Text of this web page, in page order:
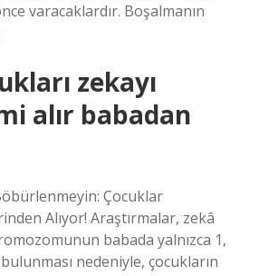
varacaklardır. Boşalmanın
zekayı
alır babadan
Çocuklar
Alıyor! Araştırmalar, zekâ
babada yalnızca 1,
nedeniyle, çocukların